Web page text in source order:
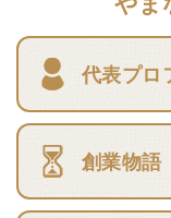
代表プロ
創業物語